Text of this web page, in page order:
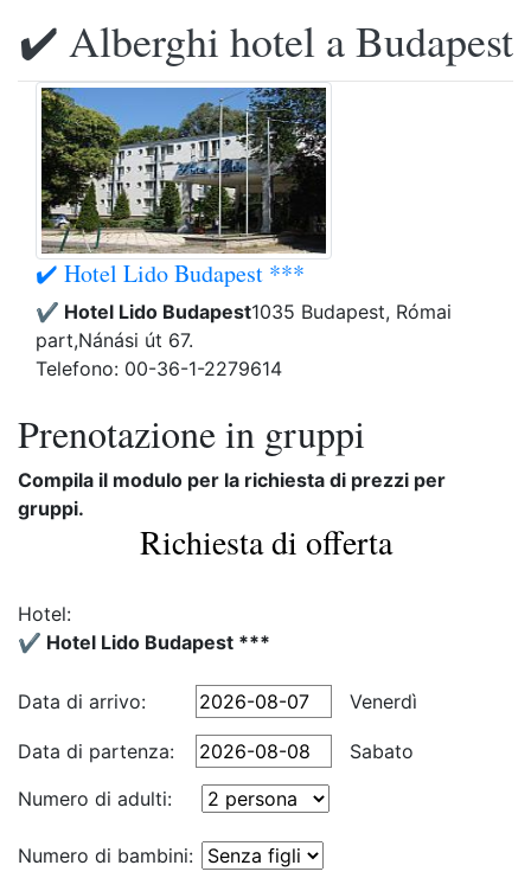
✔️ Alberghi hotel a Budapest
✔️ Hotel Lido Budapest ***
✔️ Hotel Lido Budapest1035 Budapest, Római
part,Nánási út 67.
Telefono: 00-36-1-2279614
Prenotazione in gruppi
Compila il modulo per la richiesta di prezzi per
gruppi.
Richiesta di offerta
Hotel:
✔️ Hotel Lido Budapest ***
Data di arrivo: Venerdì
Data di partenza:
Sabato
Numero di adulti:
Numero di bambini: